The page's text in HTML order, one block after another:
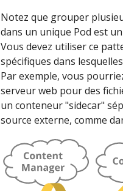
Notez que grouper
dans un unique Pod est
Vous devez utiliser ce
spécifiques dans
Par exemple, vous
serveur web pour des
un conteneur "sidecar"
source externe, comme